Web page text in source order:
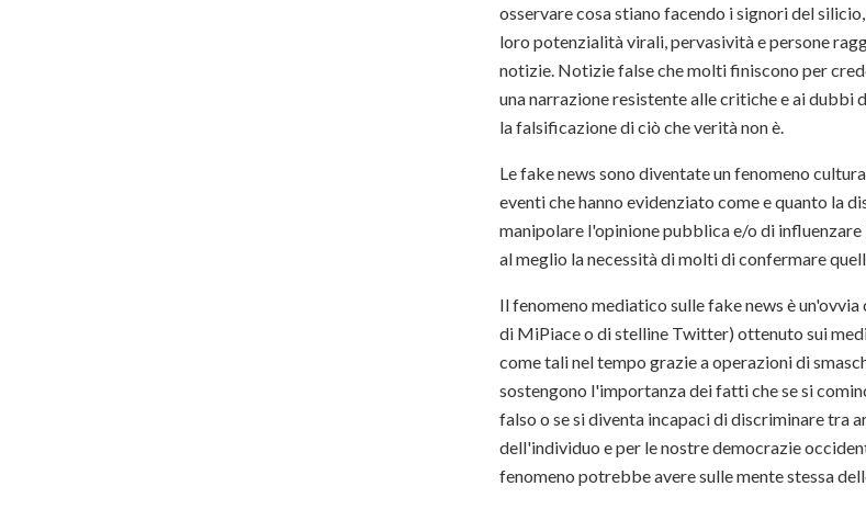
osservare cosa stiano facendo i signori del
loro potenzialità virali, pervasività e persone
notizie. Notizie false che molti finiscono per
una narrazione resistente alle critiche e ai dubbi
la falsificazione di ciò che verità non è.
Le fake news sono diventate un fenomeno
eventi che hanno evidenziato come e quanto la
manipolare l'opinione pubblica e/o di
al meglio la necessità di molti di confermare
Il fenomeno mediatico sulle fake news è
di MiPiace o di stelline Twitter) ottenuto sui
come tali nel tempo grazie a operazioni di
sostengono l'importanza dei fatti che se si
falso o se si diventa incapaci di discriminare tra
dell'individuo e per le nostre democrazie
fenomeno potrebbe avere sulle mente stessa